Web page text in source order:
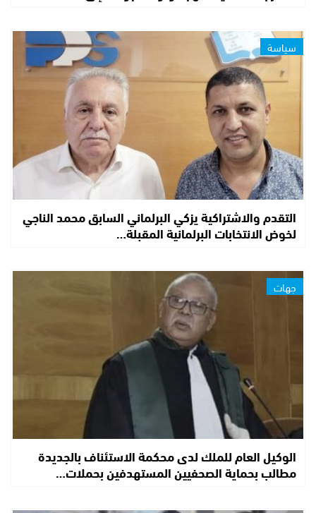
سياسة
التقدم والاشتراكية يزكي البرلماني السابق محمد الناجي
لخوض الانتخابات البرلمانية المقبلة…
جهات
الوكيل العام للملك لدى محكمة الاستئناف بالجديدة
مطالب بحماية الصحفيين المستهدفين بحملات…